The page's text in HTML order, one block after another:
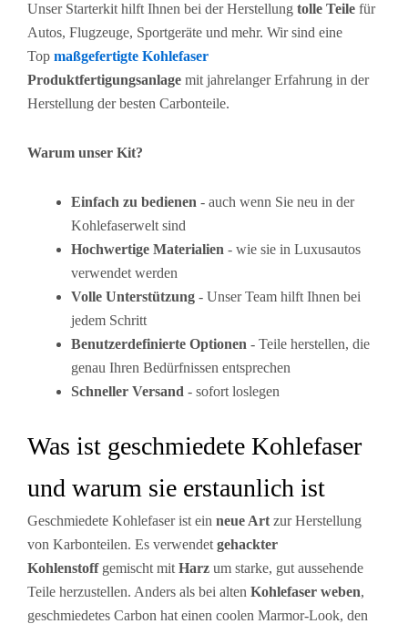
Unser Starterkit hilft Ihnen bei der Herstellung tolle Teile für
Autos, Flugzeuge, Sportgeräte und mehr. Wir sind eine
Top maßgefertigte Kohlefaser
Produktfertigungsanlage mit jahrelanger Erfahrung in der
Herstellung der besten Carbonteile.
Warum unser Kit?
Einfach zu bedienen - auch wenn Sie neu in der
Kohlefaserwelt sind
Hochwertige Materialien - wie sie in Luxusautos
verwendet werden
Volle Unterstützung - Unser Team hilft Ihnen bei
jedem Schritt
Benutzerdefinierte Optionen - Teile herstellen, die
genau Ihren Bedürfnissen entsprechen
Schneller Versand - sofort loslegen
Was ist geschmiedete Kohlefaser
und warum sie erstaunlich ist
Geschmiedete Kohlefaser ist ein neue Art zur Herstellung
von Karbonteilen. Es verwendet gehackter
Kohlenstoffgemischt mit Harz um starke, gut aussehende
Teile herzustellen. Anders als bei alten Kohlefaser weben,
geschmiedetes Carbon hat einen coolen Marmor-Look, den